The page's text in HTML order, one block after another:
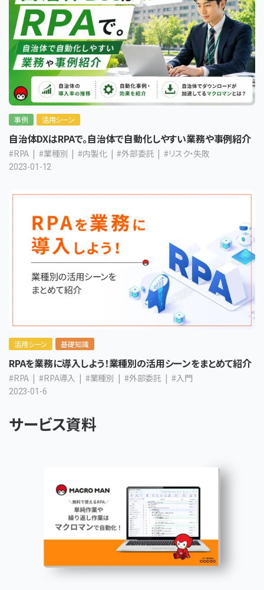
事例 活用シーン
自治体DXはRPAで。自治体で自動化しやすい業務や事例紹介
#RPA #業種別 #内製化 #外部委託 #リスク・失敗
2023-01-12
活用シーン 基礎知識
RPAを業務に導入しよう！業種別の活用シーンをまとめて紹介
#RPA #RPA導入 #業種別 #外部委託 #入門
2023-01-6
サービス資料